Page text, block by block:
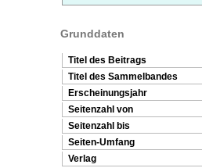
Grunddaten
Titel des Beitrags
Titel des Sammelbandes
Erscheinungsjahr
Seitenzahl von
Seitenzahl bis
Seiten-Umfang
Verlag